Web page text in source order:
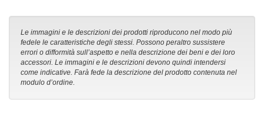
Le immagini e le descrizioni dei prodotti riproducono nel modo più
fedele le caratteristiche degli stessi. Possono peraltro sussistere
errori o difformità sull’aspetto e nella descrizione dei beni e dei loro
accessori. Le immagini e le descrizioni devono quindi intendersi
come indicative. Farà fede la descrizione del prodotto contenuta nel
modulo d’ordine.